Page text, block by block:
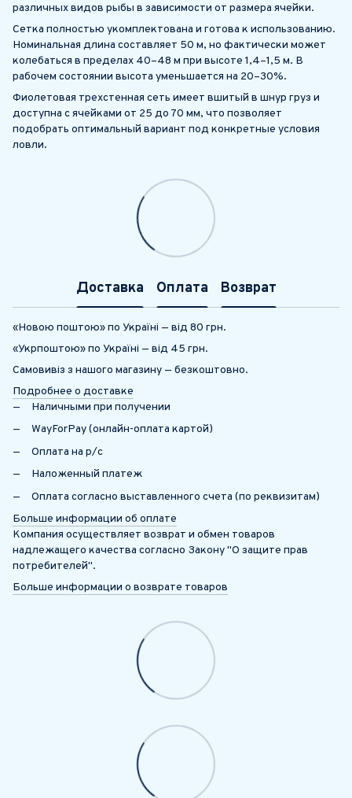
различных видов рыбы в зависимости от размера ячейки.
Сетка полностью укомплектована и готова к использованию.
Номинальная длина составляет 50 м, но фактически может
колебаться в пределах 40–48 м при высоте 1,4–1,5 м. В
рабочем состоянии высота уменьшается на 20–30%.
Фиолетовая трехстенная сеть имеет вшитый в шнур груз и
доступна с ячейками от 25 до 70 мм, что позволяет
подобрать оптимальный вариант под конкретные условия
ловли.
Доставка Оплата Возврат
«Новою поштою» по Україні — від 80 грн.
«Укрпоштою» по Україні — від 45 грн.
Самовивіз з нашого магазину — безкоштовно.
Подробнее о доставке
Наличными при получении
WayForPay (онлайн-оплата картой)
Оплата на р/с
Наложенный платеж
Оплата согласно выставленного счета (по реквизитам)
Больше информации об оплате
Компания осуществляет возврат и обмен товаров
надлежащего качества согласно Закону "О защите прав
потребителей".
Больше информации о возврате товаров